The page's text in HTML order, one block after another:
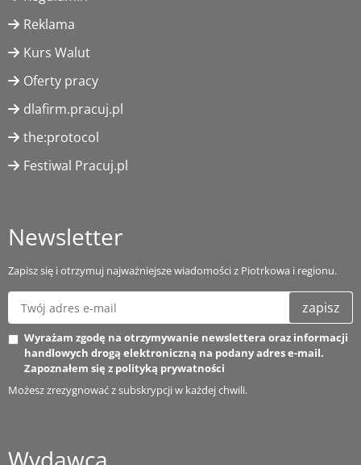
Reklama
Kurs Walut
Oferty pracy
dlafirm.pracuj.pl
the:protocol
Festiwal Pracuj.pl
Newsletter
Zapisz się i otrzymuj najważniejsze wiadomości z Piotrkowa i regionu.
zapisz
Wyrażam zgodę na otrzymywanie newslettera oraz informacji
handlowych drogą elektroniczną na podany adres e-mail.
Zapoznałem się z polityką prywatności
Możesz zrezygnować z subskrypcji w każdej chwili.